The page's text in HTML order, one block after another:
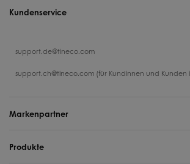
Kundenservice
support.de@tineco.com
support.ch@tineco.com (für Kundinnen und Kunden
Markenpartner
Produkte